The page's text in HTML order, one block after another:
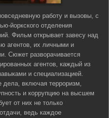
работу и вызовы, с
йоркского отделения
Фильм открывает завесу над
агентов, их личными и
Сюжет разворачивается
агентов, каждый из
и специализацией.
включая терроризм,
и коррупцию на высшем
от них не только
ведь каждое